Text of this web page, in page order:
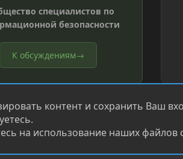
специалистов по
безопасности
К обсуждениям→
контент и сохранить Ваш
на использование наших файлов